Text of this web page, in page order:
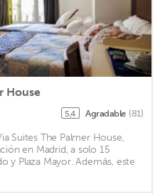
House
5,4 Agradable (81)
Suites The Palmer House,
en Madrid, a solo 15
y Plaza Mayor. Además, este